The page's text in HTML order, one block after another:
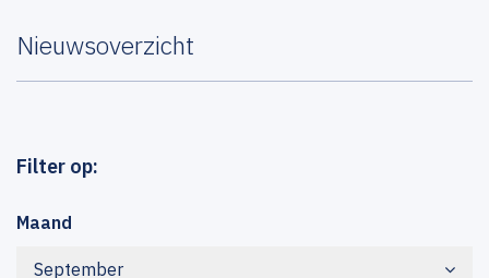
Nieuwsoverzicht
Filter op:
Maand
September